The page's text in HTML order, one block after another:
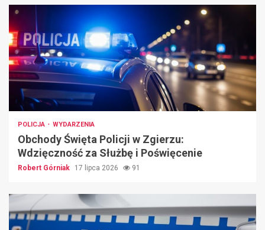
POLICJA WYDARZENIA
Obchody Święta Policji w Zgierzu:
Wdzięczność za Służbę i Poświęcenie
Robert Górniak 17 lipca 2026 91